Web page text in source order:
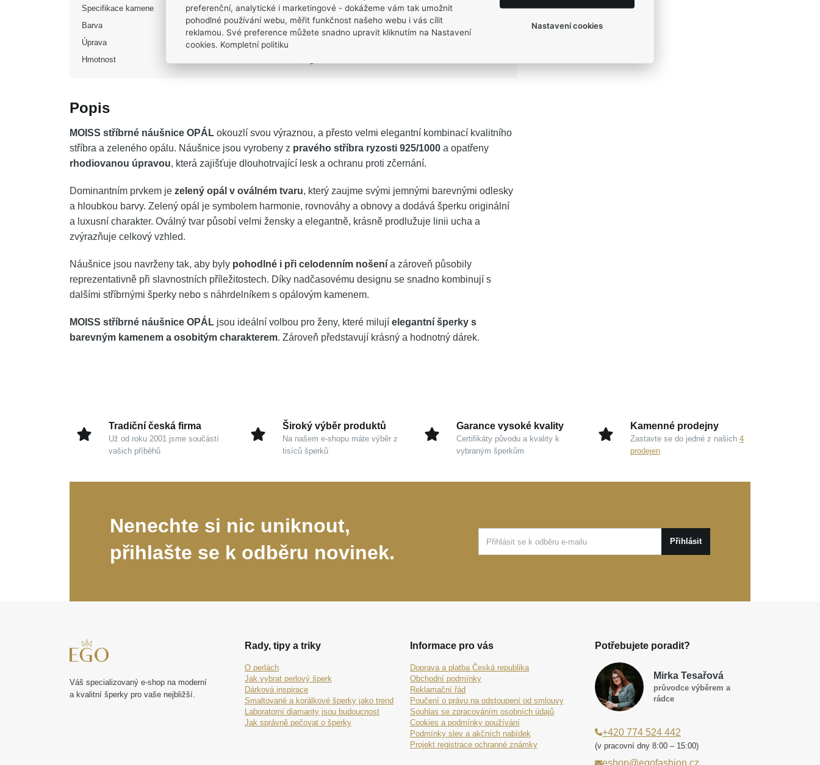
Specifikace kamene
Opál
Barva
stříbrná, zelená
Úprava
Hmotnost
Popis
MOISS stříbrné náušnice OPÁL okouzlí svou výraznou, a přesto velmi elegantní kombinací kvalitního
stříbra a zeleného opálu. Náušnice jsou vyrobeny z pravého stříbra ryzosti 925/1000 a opatřeny
rhodiovanou úpravou, která zajišťuje dlouhotrvající lesk a ochranu proti zčernání.
Dominantním prvkem je zelený opál v oválném tvaru, který zaujme svými jemnými barevnými odlesky
a hloubkou barvy. Zelený opál je symbolem harmonie, rovnováhy a obnovy a dodává šperku originální
a luxusní charakter. Oválný tvar působí velmi žensky a elegantně, krásně prodlužuje linii ucha a
zvýrazňuje celkový vzhled.
Náušnice jsou navrženy tak, aby byly pohodlné i při celodenním nošení a zároveň působily
reprezentativně při slavnostních příležitostech. Díky nadčasovému designu se snadno kombinují s
dalšími stříbrnými šperky nebo s náhrdelníkem s opálovým kamenem.
MOISS stříbrné náušnice OPÁL jsou ideální volbou pro ženy, které milují elegantní šperky s
barevným kamenem a osobitým charakterem. Zároveň představují krásný a hodnotný dárek.
Tradiční česká firma
Už od roku 2001 jsme součástí
vašich příběhů
Široký výběr produktů
Na našem e-shopu máte výběr z
tisíců šperků
Garance vysoké kvality
Certifikáty původu a kvality k
vybraným šperkům
Kamenné prodejny
Zastavte se do jedné z našich 4
prodejen
Nenechte si nic uniknout,
přihlašte se k odběru novinek.
Přihlásit
Váš specializovaný e-shop na moderní
a kvalitní šperky pro vaše nejbližší.
Rady, tipy a triky
O perlách
Jak vybrat perlový šperk
Dárková inspirace
Smaltované a korálkové šperky jako trend
Laboratorní diamanty jsou budoucnost
Jak správně pečovat o šperky
Informace pro vás
Doprava a platba Česká republika
Obchodní podmínky
Reklamační řád
Poučení o právu na odstoupení od smlouvy
Souhlas se zpracováním osobních údajů
Cookies a podmínky používání
Podmínky slev a akčních nabídek
Projekt registrace ochranné známky
Potřebujete poradit?
Mirka Tesařová
průvodce výběrem a
rádce
+420 774 524 442
(v pracovní dny 8:00 – 15:00)
eshop@egofashion.cz
preferenční, analytické i marketingové - dokážeme vám tak umožnit
pohodlné používání webu, měřit funkčnost našeho webu i vás cílit
reklamou. Své preference můžete snadno upravit kliknutím na Nastavení
cookies. Kompletní politiku
Nastavení cookies